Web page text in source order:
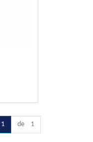
1 de 1